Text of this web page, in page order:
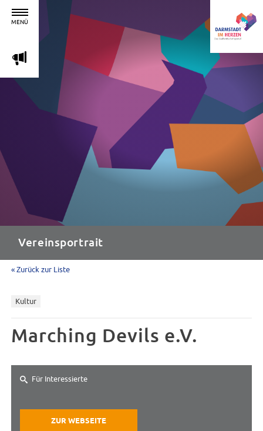
MENÜ
m
Vereinsportrait
« Zurück zur Liste
Kultur
Marching Devils e.V.
Für Interessierte
ZUR WEBSEITE